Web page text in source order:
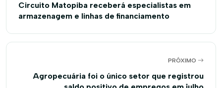
Circuito Matopiba receberá especialistas em
armazenagem e linhas de financiamento
PRÓXIMO
Agropecuária foi o único setor que registrou